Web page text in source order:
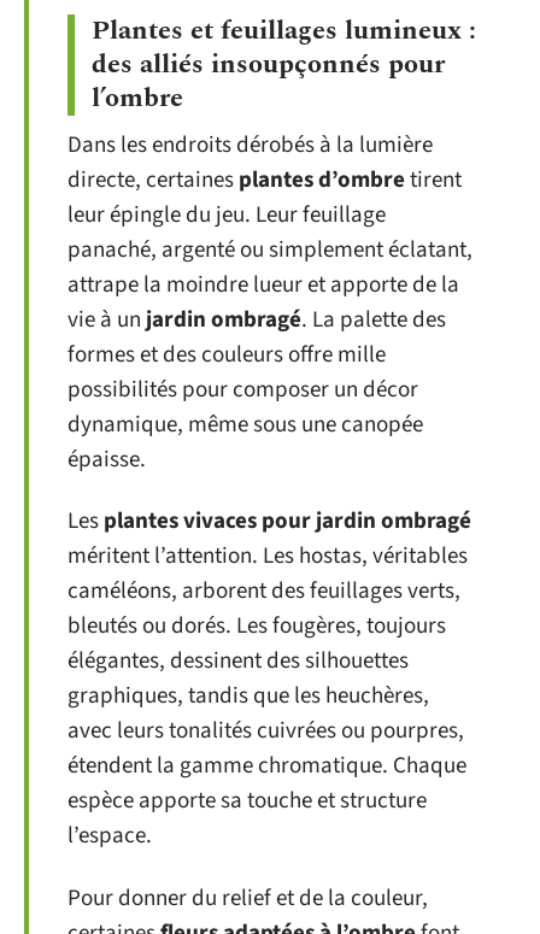
Plantes et feuillages lumineux :
des alliés insoupçonnés pour
l’ombre
Dans les endroits dérobés à la lumière
directe, certainesplantes d’ombretirent
leur épingle du jeu. Leur feuillage
panaché, argenté ou simplement éclatant,
attrape la moindre lueur et apporte de la
vie à unjardin ombragé. La palette des
formes et des couleurs offre mille
possibilités pour composer un décor
dynamique, même sous une canopée
épaisse.
Lesplantes vivaces pour jardin ombragé
méritent l’attention. Les hostas, véritables
caméléons, arborent des feuillages verts,
bleutés ou dorés. Les fougères, toujours
élégantes, dessinent des silhouettes
graphiques, tandis que les heuchères,
avec leurs tonalités cuivrées ou pourpres,
étendent la gamme chromatique. Chaque
espèce apporte sa touche et structure
l’espace.
Pour donner du relief et de la couleur,